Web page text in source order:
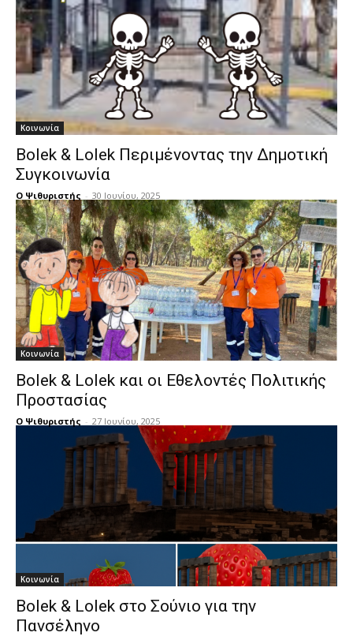
Κοινωνία
Bolek & Lolek Περιμένοντας την Δημοτική
Συγκοινωνία
Ο Ψιθυριστής - 30 Ιουνίου, 2025
Κοινωνία
Bolek & Lolek και οι Εθελοντές Πολιτικής
Προστασίας
Ο Ψιθυριστής - 27 Ιουνίου, 2025
Κοινωνία
Bolek & Lolek στο Σούνιο για την
Πανσέληνο